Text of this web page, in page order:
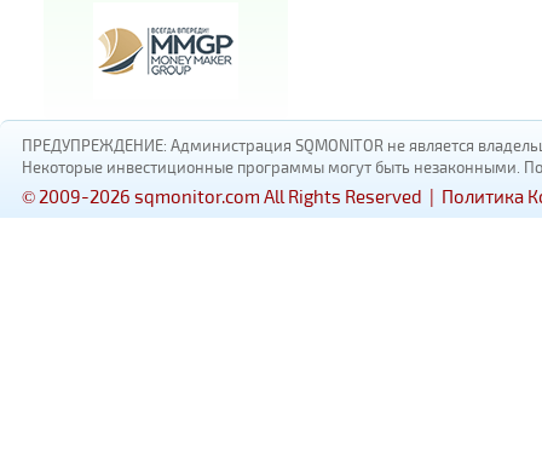
ПРЕДУПРЕЖДЕНИЕ: Администрация SQMONITOR не является
Некоторые инвестиционные программы могут быть незаконными.
© 2009-2026 sqmonitor.com All Rights Reserved | Политика